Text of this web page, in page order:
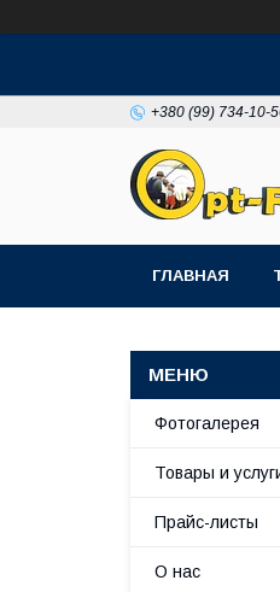
+380 (99) 734-10-
ГЛАВНАЯ
Фотогалерея
Товары и
Прайс-листы
О нас